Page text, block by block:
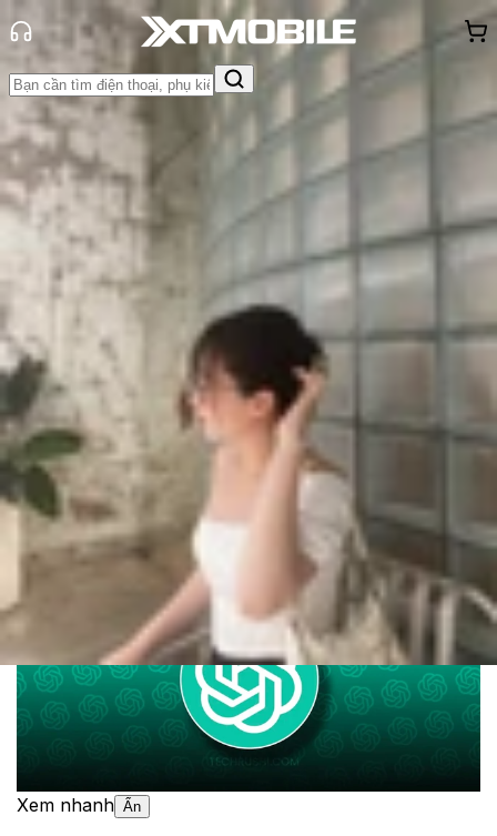
Trang chủ
Tin tức
App - Game
Tin Mới
Đánh Giá - Trên Tay
Khuyến
Thủ thuật Thông báoKhách
hàng - Sự kiện
ChatGPT-4 là gì? Có nên nâng cấp
lên ChatGPT Plus không?
Triệu Vy
Ngày đăng: 17/07/2025
Cập nhật:
17/07/2025
Theo dõi XTMobile trên
Xem nhanh Ẩn